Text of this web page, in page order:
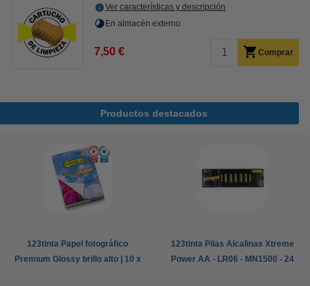
Ver características y descripción
En almacén externo
7,50 € Comprar
Productos destacados
123tinta Papel fotográfico
Premium Glossy brillo alto | 10 x
123tinta Pilas Alcalinas Xtreme
Power AA - LR06 - MN1500 - 24